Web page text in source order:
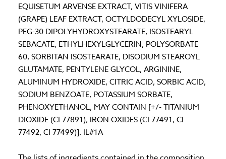
EQUISETUM ARVENSE EXTRACT, VITIS VINIFERA
(GRAPE) LEAF EXTRACT, OCTYLDODECYL XYLOSIDE,
PEG-30 DIPOLYHYDROXYSTEARATE, ISOSTEARYL
SEBACATE, ETHYLHEXYLGLYCERIN, POLYSORBATE
60, SORBITAN ISOSTEARATE, DISODIUM STEAROYL
GLUTAMATE, PENTYLENE GLYCOL, ARGININE,
ALUMINUM HYDROXIDE, CITRIC ACID, SORBIC ACID,
SODIUM BENZOATE, POTASSIUM SORBATE,
PHENOXYETHANOL, MAY CONTAIN [+/- TITANIUM
DIOXIDE (CI 77891), IRON OXIDES (CI 77491, CI
77492, CI 77499)]. IL#1A